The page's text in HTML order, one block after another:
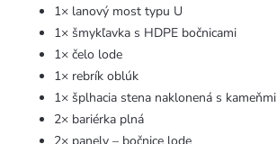
1× lanový most typu U
1× šmykľavka s HDPE bočnicami
1× čelo lode
1× rebrík oblúk
1× šplhacia stena naklonená s kameňmi
2× bariérka plná